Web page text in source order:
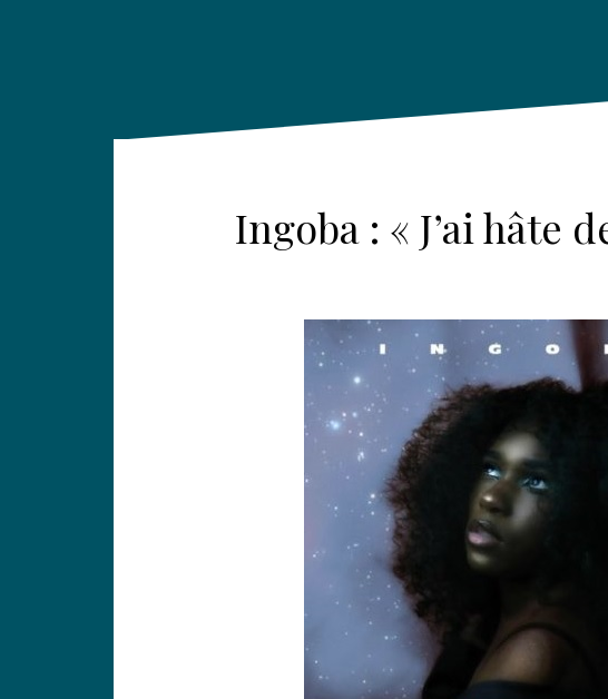
Ingoba : « J’ai hâte